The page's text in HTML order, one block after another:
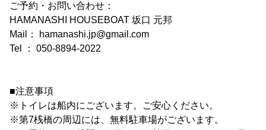
ご予約・お問い合わせ：
HAMANASHI HOUSEBOAT 坂口 元邦
Mail： hamanashi.jp@gmail.com
Tel ： 050-8894-2022
■注意事項
※トイレは船内にございます。ご安心ください。
※第7桟橋の周辺には、無料駐車場がございます。